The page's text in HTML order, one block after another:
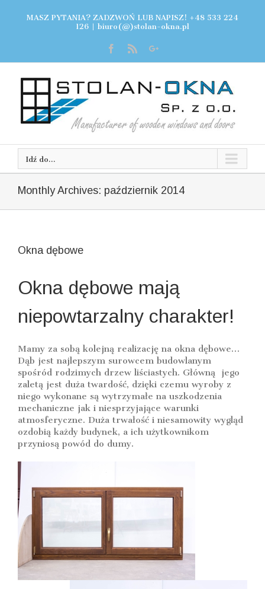
MASZ PYTANIA? ZADZWOŃ LUB NAPISZ! +48 533 224
126 | biuro(@)stolan-okna.pl
Idź do...
Monthly Archives: październik 2014
Okna dębowe
Okna dębowe mają
niepowtarzalny charakter!
Mamy za sobą kolejną realizację na okna dębowe…
Dąb jest najlepszym surowcem budowlanym
spośród rodzimych drzew liściastych. Główną jego
zaletą jest duża twardość, dzięki czemu wyroby z
niego wykonane są wytrzymałe na uszkodzenia
mechaniczne jak i niesprzyjające warunki
atmosferyczne. Duża trwałość i niesamowity wygląd
ozdobią każdy budynek, a ich użytkownikom
przyniosą powód do dumy.